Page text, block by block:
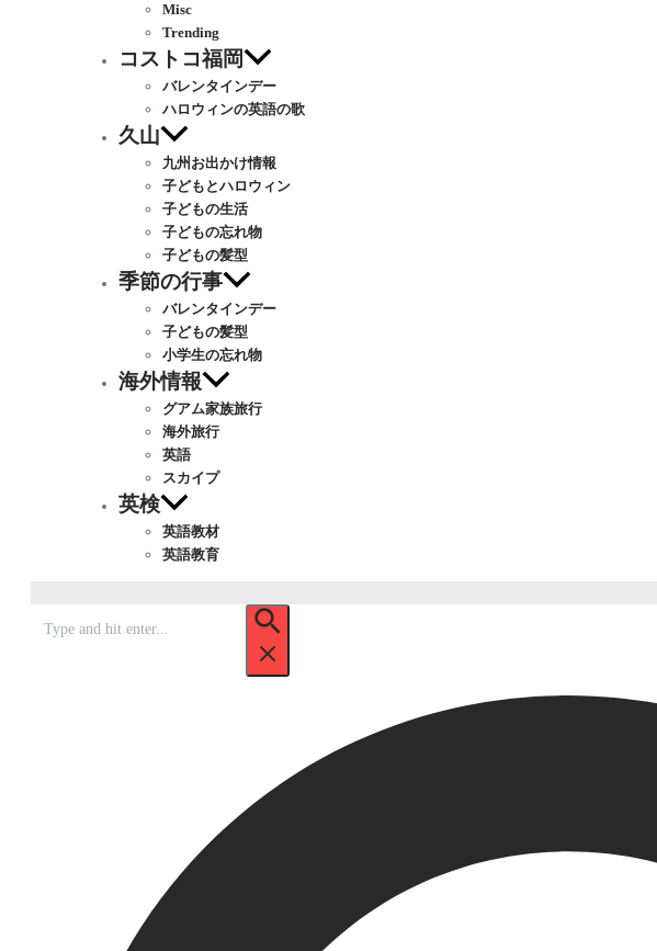
Misc
Trending
コストコ福岡
バレンタインデー
ハロウィンの英語の歌
久山
九州お出かけ情報
子どもとハロウィン
子どもの生活
子どもの忘れ物
子どもの髪型
季節の行事
バレンタインデー
子どもの髪型
小学生の忘れ物
海外情報
グアム家族旅行
海外旅行
英語
スカイプ
英検
英語教材
英語教育
for: